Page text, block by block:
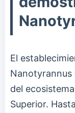
El
Nanotyrannus
del
Superior.